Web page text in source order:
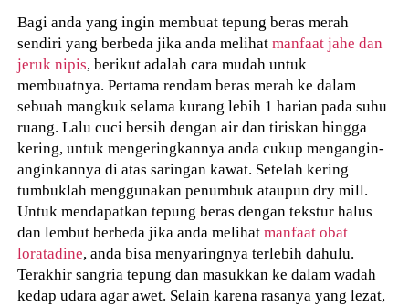
Bagi anda yang ingin membuat tepung beras merah
sendiri yang berbeda jika anda melihatmanfaat jahe dan
jeruk nipis, berikut adalah cara mudah untuk
membuatnya. Pertama rendam beras merah ke dalam
sebuah mangkuk selama kurang lebih 1 harian pada suhu
ruang. Lalu cuci bersih dengan air dan tiriskan hingga
kering, untuk mengeringkannya anda cukup mengangin-
anginkannya di atas saringan kawat. Setelah kering
tumbuklah menggunakan penumbuk ataupun dry mill.
Untuk mendapatkan tepung beras dengan tekstur halus
dan lembut berbeda jika anda melihatmanfaat obat
loratadine, anda bisa menyaringnya terlebih dahulu.
Terakhir sangria tepung dan masukkan ke dalam wadah
kedap udara agar awet. Selain karena rasanya yang lezat,